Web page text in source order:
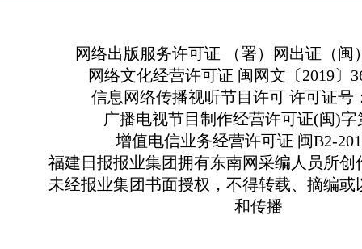
网络出版服务许可证 （署）网出证（闽
网络文化经营许可证 闽网文〔2019〕
信息网络传播视听节目许可 许可证号
广播电视节目制作经营许可证(闽)字
增值电信业务经营许可证 闽B2-
福建日报报业集团拥有东南网采编人员所创
未经报业集团书面授权，不得转载、摘编或
和传播